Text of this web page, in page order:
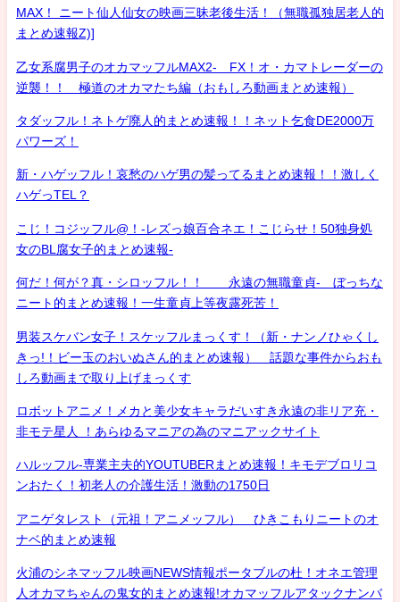
MAX！ ニート仙人仙女の映画三昧老後生活！（無職孤独居老人的
まとめ速報Z)]
乙女系腐男子のオカマッフルMAX2- FX！オ・カマトレーダーの
逆襲！！ 極道のオカマたち編（おもしろ動画まとめ速報）
タダッフル！ネトゲ廃人的まとめ速報！！ネット乞食DE2000万
パワーズ！
新・ハゲッフル！哀愁のハゲ男の髪ってるまとめ速報！！激しく
ハゲっTEL？
こじ！コジッフル@！-レズっ娘百合ネエ！こじらせ！50独身処
女のBL腐女子的まとめ速報-
何だ！何が？真・シロッフル！！ 永遠の無職童貞- ぼっちな
ニート的まとめ速報！一生童貞上等夜露死苦！
男装スケバン女子！スケッフルまっくす！（新・ナンノひゃくし
きっ!！ビー玉のおいぬさん的まとめ速報） 話題な事件からおも
しろ動画まで取り上げまっくす
ロボットアニメ！メカと美少女キャラだいすき永遠の非リア充・
非モテ星人 ！あらゆるマニアの為のマニアックサイト
ハルッフル-専業主夫的YOUTUBERまとめ速報！キモデブロリコ
ンおたく！初老人の介護生活！激動の1750日
アニゲタレスト（元祖！アニメッフル） ひきこもりニートのオ
ナベ的まとめ速報
火浦のシネマッフル映画NEWS情報ポータブルの杜！オネエ管理
人オカマちゃんの鬼女的まとめ速報!オカマッフルアタックナンバ